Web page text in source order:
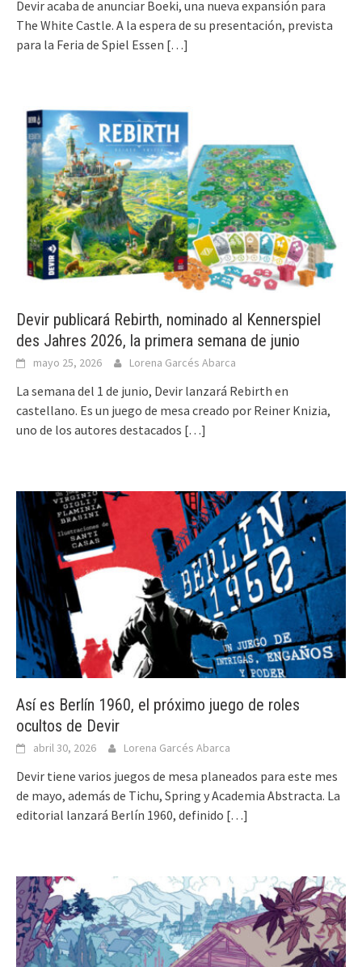
Devir acaba de anunciar Boeki, una nueva expansión para
The White Castle. A la espera de su presentación, prevista
para la Feria de Spiel Essen […]
Devir publicará Rebirth, nominado al Kennerspiel
des Jahres 2026, la primera semana de junio
mayo 25, 2026 Lorena Garcés Abarca
La semana del 1 de junio, Devir lanzará Rebirth en
castellano. Es un juego de mesa creado por Reiner Knizia,
uno de los autores destacados […]
Así es Berlín 1960, el próximo juego de roles
ocultos de Devir
abril 30, 2026 Lorena Garcés Abarca
Devir tiene varios juegos de mesa planeados para este mes
de mayo, además de Tichu, Spring y Academia Abstracta. La
editorial lanzará Berlín 1960, definido […]